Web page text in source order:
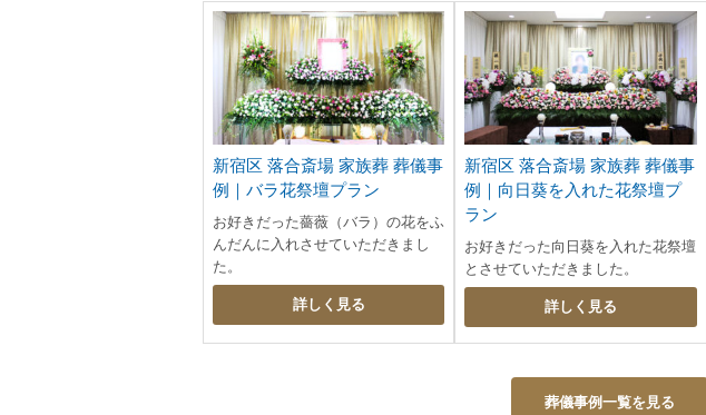
新宿区 落合斎場 家族葬 葬儀事
例｜バラ花祭壇プラン
お好きだった薔薇（バラ）の花をふ
んだんに入れさせていただきまし
た。
詳しく見る
新宿区 落合斎場 家族葬 葬儀事
例｜向日葵を入れた花祭壇プ
ラン
お好きだった向日葵を入れた花祭壇
とさせていただきました。
詳しく見る
葬儀事例一覧を見る